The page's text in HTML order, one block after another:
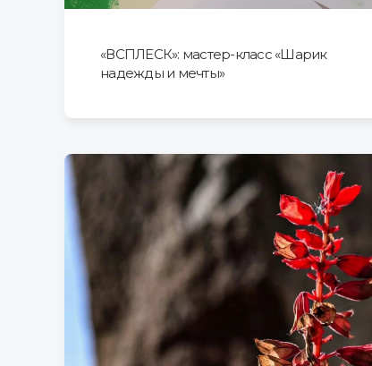
«ВСПЛЕСК»: мастер-класс «Шарик
надежды и мечты»